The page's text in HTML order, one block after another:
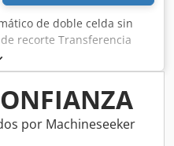
de doble celda sin
recorte Transferencia
Estación automática
de ventosas para
de paneles Los paneles
filas dobles Anchura
efectiva del panel
por Machineseeker